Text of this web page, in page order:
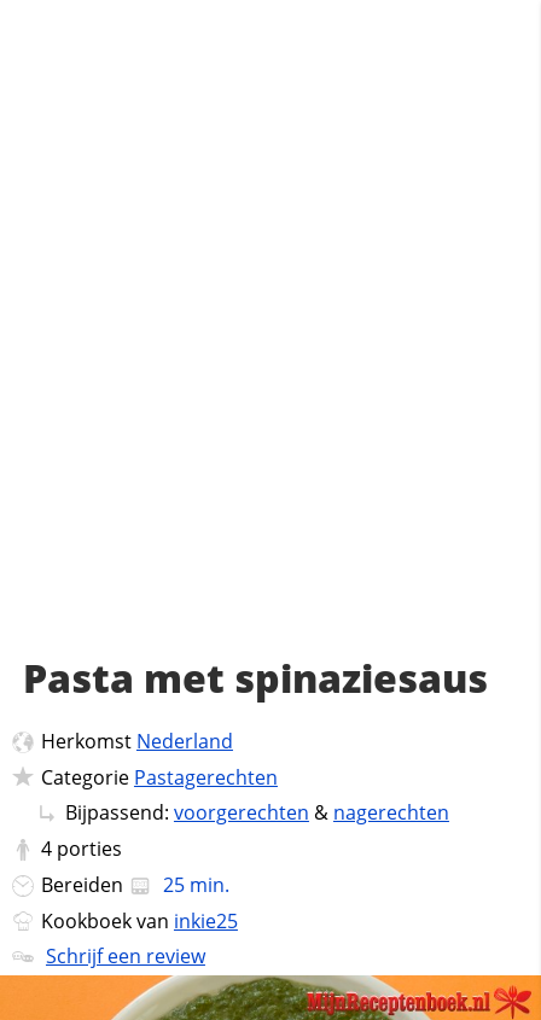
Pasta met spinaziesaus
Herkomst Nederland
Categorie Pastagerechten
Bijpassend: voorgerechten & nagerechten
4 porties
Bereiden
25 min.
Kookboek van inkie25
Schrijf een review